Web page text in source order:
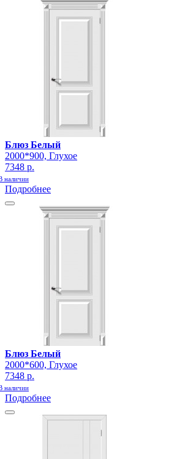
Блюз Белый
2000*900, Глухое
7348 р.
наличии
Подробнее
Блюз Белый
2000*600, Глухое
7348 р.
наличии
Подробнее